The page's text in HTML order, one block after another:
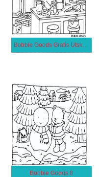
Bobbie Goods 8